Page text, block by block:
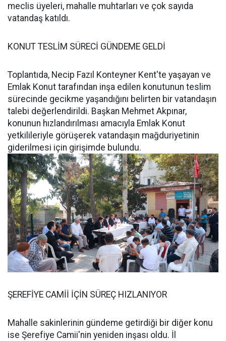
meclis üyeleri, mahalle muhtarları ve çok sayıda
vatandaş katıldı.
KONUT TESLİM SÜRECİ GÜNDEME GELDİ
Toplantıda, Necip Fazıl Konteyner Kent'te yaşayan ve
Emlak Konut tarafından inşa edilen konutunun teslim
sürecinde gecikme yaşandığını belirten bir vatandaşın
talebi değerlendirildi. Başkan Mehmet Akpınar,
konunun hızlandırılması amacıyla Emlak Konut
yetkilileriyle görüşerek vatandaşın mağduriyetinin
giderilmesi için girişimde bulundu.
ŞEREFİYE CAMİİ İÇİN SÜREÇ HIZLANIYOR
Mahalle sakinlerinin gündeme getirdiği bir diğer konu
ise Şerefiye Camii'nin yeniden inşası oldu. İl